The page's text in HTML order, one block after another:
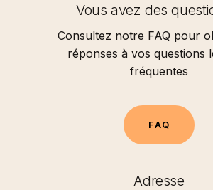
Vous avez des
Consultez notre FAQ pour
réponses à vos questions
fréquentes
FAQ
Adresse